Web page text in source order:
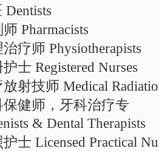
Dentists
Pharmacists
疗师 Physiotherapists
士 Registered Nurses
射技师 Medical
健师，牙科治疗专
& Dental Therapists
士 Licensed Practical